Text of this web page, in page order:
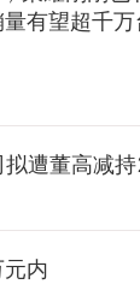
有望超千
遭董高减
内